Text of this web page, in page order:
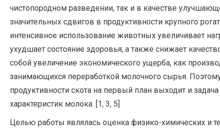
чистопородном разведении, так и в качестве
значительных сдвигов в продуктивности крупного
интенсивное использование животных увеличивает
ухудшает состояние здоровья, а также снижает
собой увеличение экономического ущерба, как
занимающихся переработкой молочного сырья.
продуктивности скота на первый план выходит и
характеристик молока. [1, 3, 5]
Целью работы являлась оценка физико-химических и